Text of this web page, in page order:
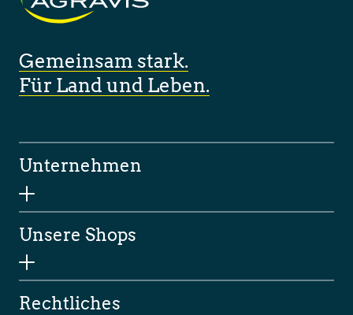
Gemeinsam stark.
Für Land und Leben.
Unternehmen
Unsere Shops
Rechtliches